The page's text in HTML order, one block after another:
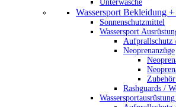
Unterwäsche
Wassersport Bekleidung
Sonnenschutzmittel
Wassersport
Aufprallschutz
Neoprenanzüge
Rashguards /